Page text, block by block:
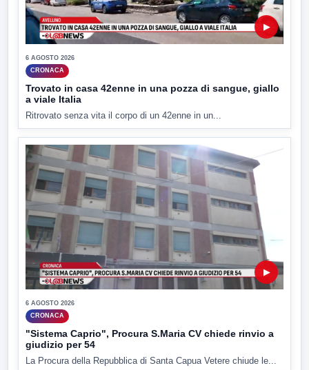
▶
6 AGOSTO 2026
CRONACA
Trovato in casa 42enne in una pozza di sangue, giallo
a viale Italia
Ritrovato senza vita il corpo di un 42enne in un...
▶
6 AGOSTO 2026
CRONACA
"Sistema Caprio", Procura S.Maria CV chiede rinvio a
giudizio per 54
La Procura della Repubblica di Santa Capua Vetere chiude le...